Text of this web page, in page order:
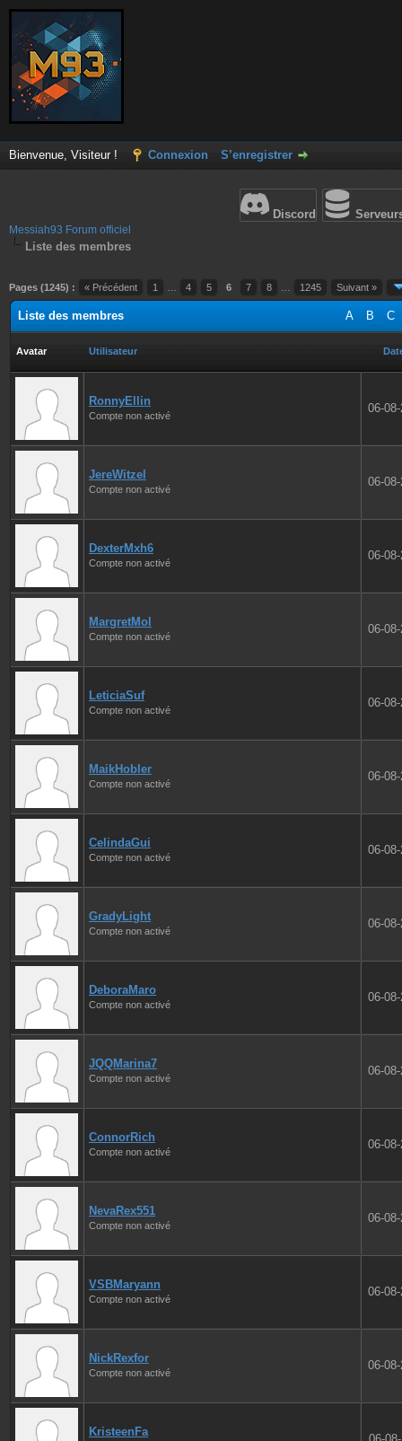
Bienvenue, Visiteur ! Connexion S’enregistrer
Discord
Messiah93 Forum officiel
Liste des membres
Pages (1245) : « Précédent 1 4 5 6 7 8 1245 Suivant »
A B C
Liste des membres
Avatar Utilisateur
RonnyEllin
Compte non activé
06-
JereWitzel
Compte non activé
06-
DexterMxh6
Compte non activé
06-
MargretMol
Compte non activé
06-
LeticiaSuf
Compte non activé
06-
MaikHobler
Compte non activé
06-
CelindaGui
Compte non activé
06-
GradyLight
Compte non activé
06-
DeboraMaro
Compte non activé
06-
JQQMarina7
Compte non activé
06-
ConnorRich
Compte non activé
06-
NevaRex551
Compte non activé
06-
VSBMaryann
Compte non activé
06-
NickRexfor
Compte non activé
06-
KristeenFa